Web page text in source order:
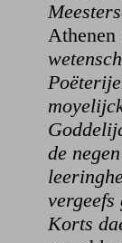
Athenen
de
Korts